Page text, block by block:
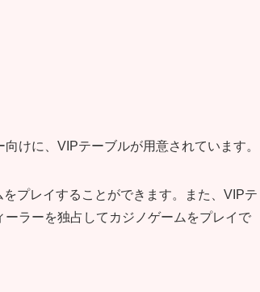
けに、VIPテーブルが用意されています。
プレイすることができます。また、VIPテ
ラーを独占してカジノゲームをプレイで